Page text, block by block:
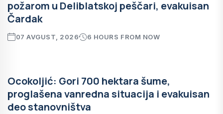
požarom u Deliblatskoj peščari, evakuisan
Čardak
07 AVGUST, 2026 6 HOURS FROM NOW
Ocokoljić: Gori 700 hektara šume,
proglašena vanredna situacija i evakuisan
deo stanovništva